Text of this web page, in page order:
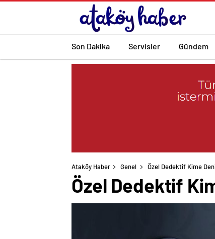
Son Dakika Servisler Gündem
Ataköy Haber Genel Özel Dedektif Kime
Özel Dedektif